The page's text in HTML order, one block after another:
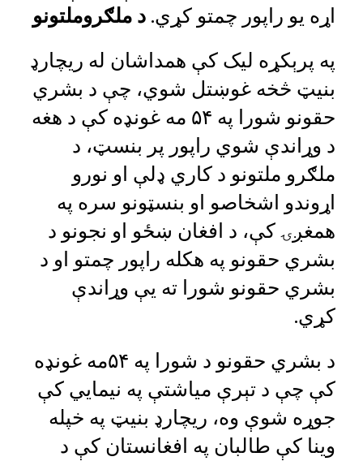
اړه یو راپور چمتو کړي. د ملګروملتونو
په پرېکړه لیک کې همداشان له ریچارډ
بنیټ څخه غوښتل شوي، چې د بشري
حقونو شورا په ۵۴ مه غونډه کې د هغه
د وړاندې شوي راپور پر بنسټ، د
ملګرو ملتونو د کاري ډلې او نورو
اړوندو اشخاصو او بنسټونو سره په
همغږۍ کې، د افغان ښځو او نجونو د
بشري حقونو په هکله راپور چمتو او د
بشري حقونو شورا ته یې وړاندې
کړي.
د بشري حقونو د شورا په ۵۴مه غونډه
کې چې د تېرې میاشتې په نیمايي کې
جوړه شوې وه، ریچارډ بنیټ په خپله
وینا کې طالبان په افغانستان کې د